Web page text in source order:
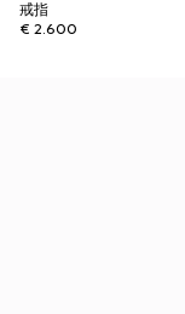
戒指
€ 2.600